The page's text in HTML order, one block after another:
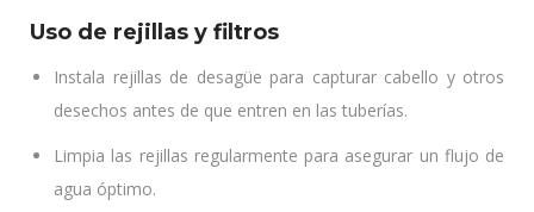
Uso de rejillas y filtros
Instala rejillas de desagüe para capturar cabello y otros
desechos antes de que entren en las tuberías.
Limpia las rejillas regularmente para asegurar un flujo de
agua óptimo.